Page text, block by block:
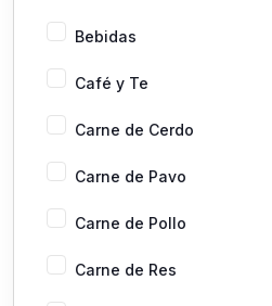
Bebidas
Café y Te
Carne de Cerdo
Carne de Pavo
Carne de Pollo
Carne de Res